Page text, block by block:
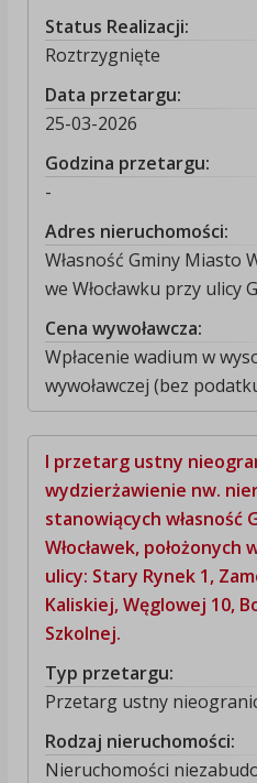
Status Realizacji:
Roztrzygnięte
Data przetargu:
25-03-2026
Godzina przetargu:
-
Adres nieruchomości:
Własność Gminy Miasto
we Włocławku przy ulicy
Cena wywoławcza:
Wpłacenie wadium w
wywoławczej (bez
I przetarg ustny
wydzierżawienie nw.
stanowiących własność
Włocławek, położonych
ulicy: Stary Rynek 1,
Kaliskiej, Węglowej 10,
Szkolnej.
Typ przetargu:
Przetarg ustny
Rodzaj nieruchomości:
Nieruchomości